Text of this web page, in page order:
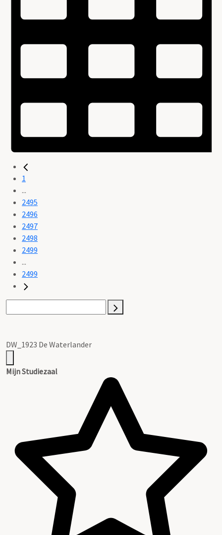
1
...
2495
2496
2497
2498
2499
...
2499
DW_1923 De Waterlander
Mijn Studiezaal